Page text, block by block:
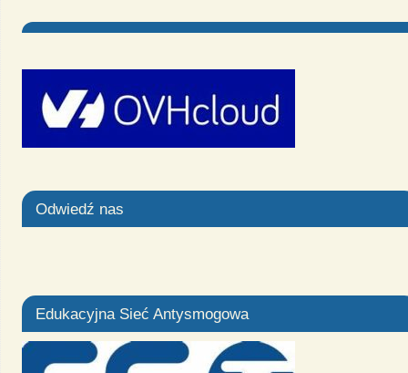
Odwiedź nas
Edukacyjna Sieć Antysmogowa